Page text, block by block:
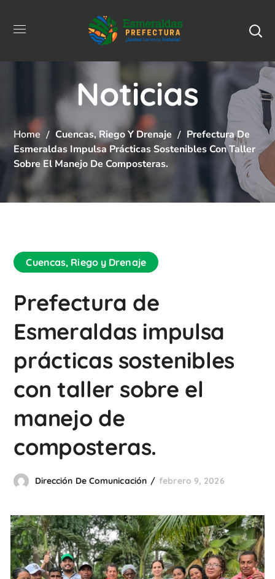
Noticias
Home Cuencas, Riego Y Drenaje
Prefectura De
Esmeraldas Impulsa Prácticas Sostenibles Con Taller
Sobre El Manejo De Composteras.
Cuencas, Riego y Drenaje
Prefectura de
Esmeraldas impulsa
prácticas sostenibles
con taller sobre el
manejo de
composteras.
Dirección De Comunicación febrero 9, 2026